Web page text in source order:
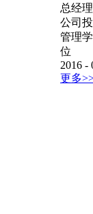
总经
公司
管理
位
2016 -
更多